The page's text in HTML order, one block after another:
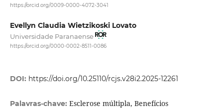
https://orcid.org/0009-0000-4072-3041
Evellyn Claudia Wietzikoski Lovato
Universidade Paranaense
https://orcid.org/0000-0002-8511-0086
DOI: https://doi.org/10.25110/rcjs.v28i2.2025-12261
Palavras-chave: Esclerose múltipla, Benefícios